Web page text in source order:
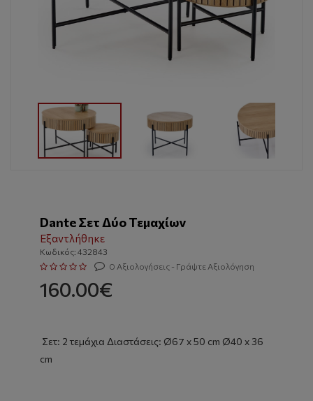
Dante Σετ Δύο Τεμαχίων
Εξαντλήθηκε
Κωδικός: 432843
0 Αξιολογήσεις - Γράψτε Αξιολόγηση
160.00€
Σετ: 2 τεμάχια Διαστάσεις: Ø67 x 50 cm Ø40 x 36
cm